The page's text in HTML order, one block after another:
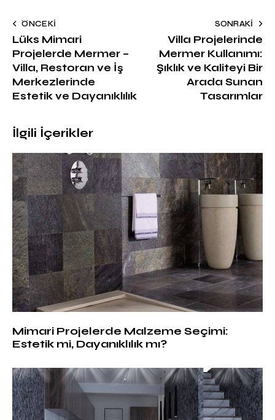
ÖNCEKI
Lüks Mimari
Projelerde Mermer –
Villa, Restoran ve İş
Merkezlerinde
Estetik ve Dayanıklılık
SONRAKI
Villa Projelerinde
Mermer Kullanımı:
Şıklık ve Kaliteyi Bir
Arada Sunan
Tasarımlar
İlgili İçerikler
Mimari Projelerde Malzeme Seçimi:
Estetik mi, Dayanıklılık mı?